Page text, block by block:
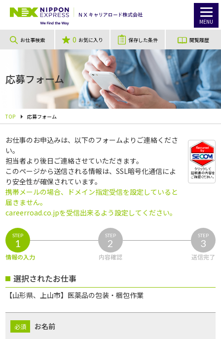
MENU
お仕事検索 0 お気に入り 保存した条件 閲覧履歴
応募フォーム
TOP 応募フォーム
お仕事のお申込みは、以下のフォームよりご連絡くださ
い。
担当者より後日ご連絡させていただきます。
このページから送信される情報は、SSL暗号化通信によ
り安全性が確保されています。
携帯メールの場合、ドメイン指定受信を設定していると
届きません。
careerroad.co.jpを受信出来るよう設定してください。
STEP
1
情報の入力
STEP
2
内容確認
STEP
3
送信完了
選択されたお仕事
【山形県、上山市】医薬品の包装・梱包作業
お名前